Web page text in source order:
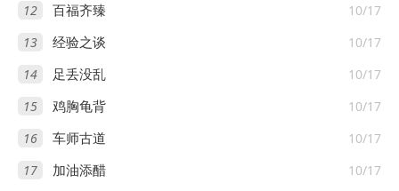
12 10/17
百福齐臻
13 10/17
经验之谈
14 10/17
足丢没乱
15 10/17
鸡胸龟背
16 10/17
车师古道
17 10/17
加油添醋